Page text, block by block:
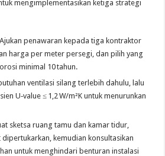
mengimplementasikan ketiga strategi
Ajukan penawaran kepada tiga kontraktor
harga per meter persegi, dan pilih yang
minimal 10 tahun.
ventilasi silang terlebih dahulu, lalu
U‑value ≤ 1,2 W/m²K untuk menurunkan
sketsa ruang tamu dan kamar tidur,
kemudian konsultasikan
untuk menghindari benturan instalasi